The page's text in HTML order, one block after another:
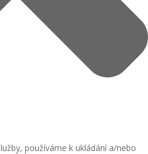
používáme k ukládání a/nebo